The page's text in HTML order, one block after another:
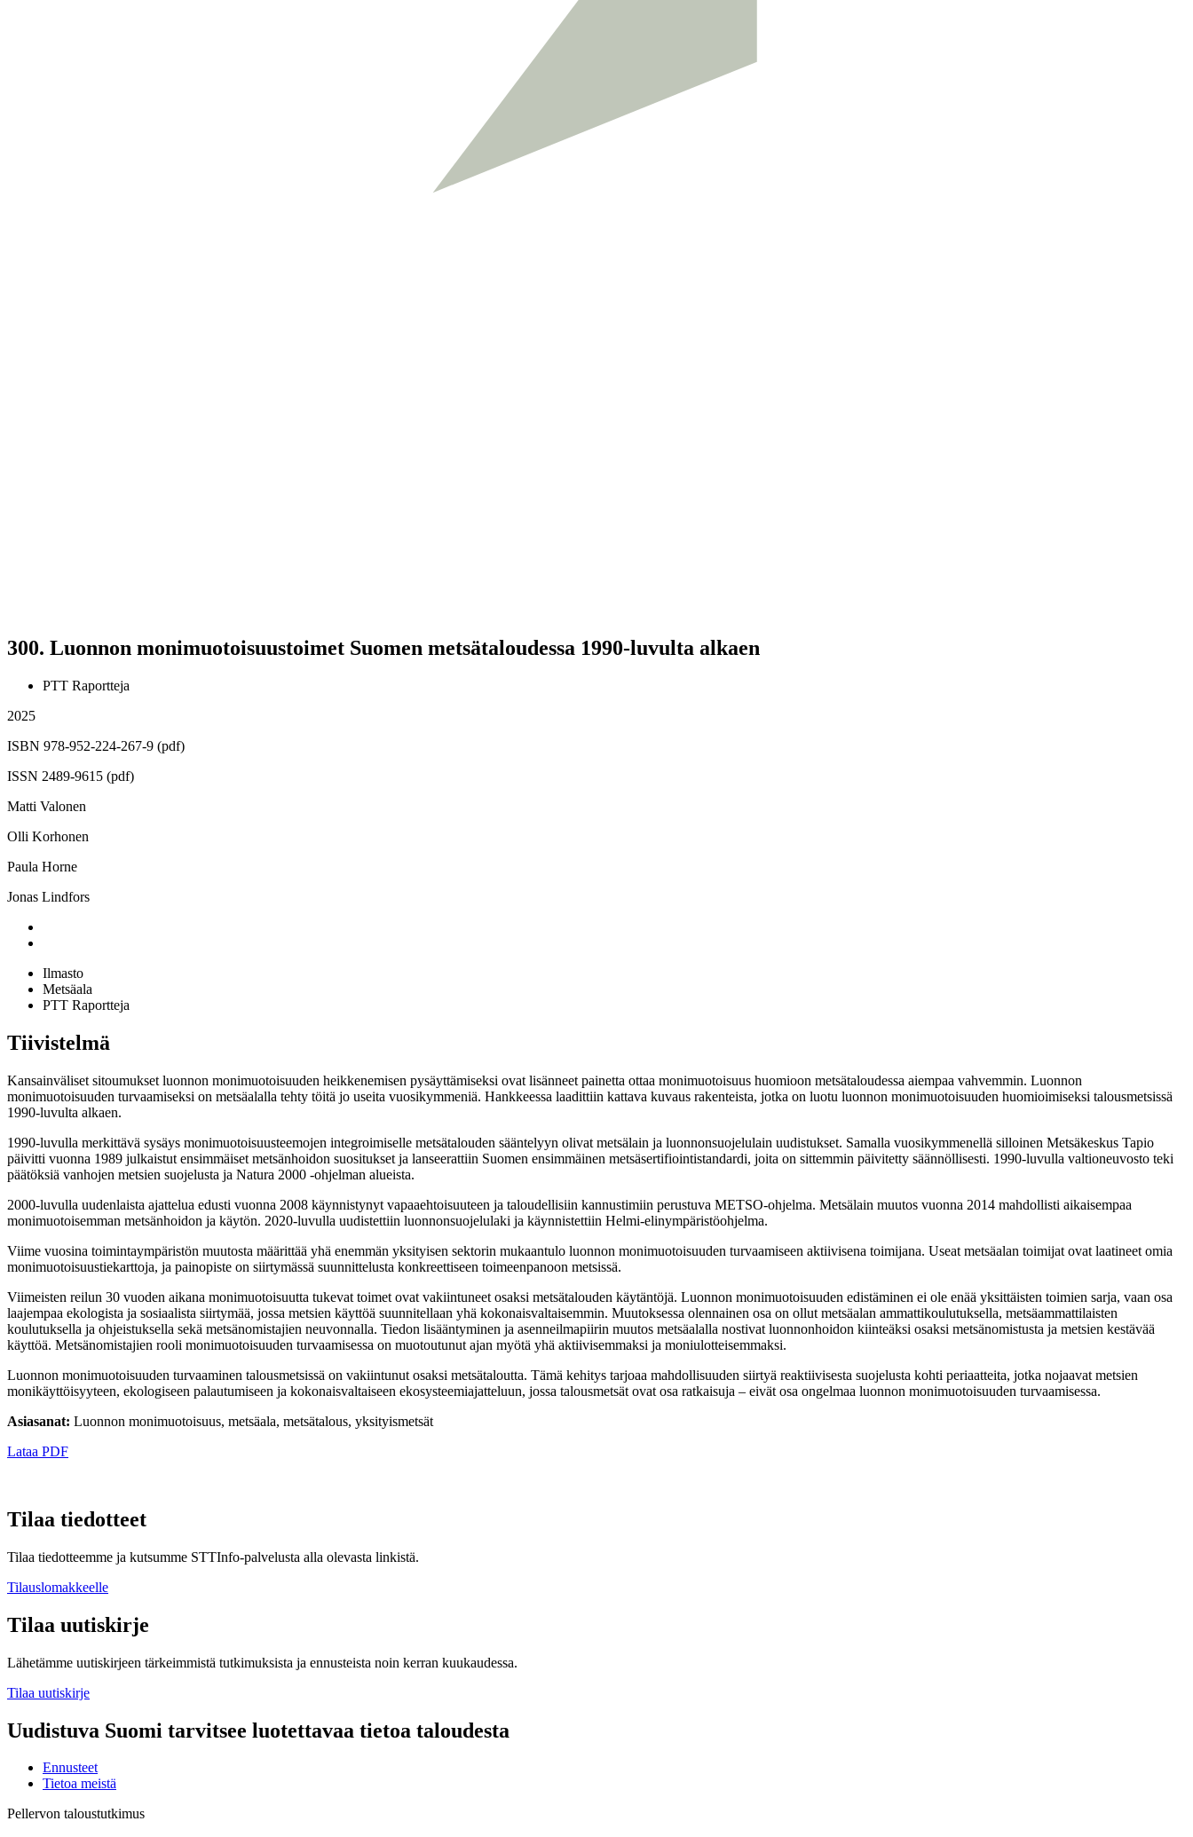
300. Luonnon monimuotoisuustoimet Suomen metsätaloudessa 1990-luvulta alkaen
PTT Raportteja
2025
ISBN 978-952-224-267-9 (pdf)
ISSN 2489-9615 (pdf)
Matti Valonen
Olli Korhonen
Paula Horne
Jonas Lindfors
Ilmasto
Metsäala
PTT Raportteja
Tiivistelmä
Kansainväliset sitoumukset luonnon monimuotoisuuden heikkenemisen pysäyttämiseksi ovat lisänneet painetta ottaa monimuotoisuus huomioon metsätaloudessa aiempaa vahvemmin. Luonnon
monimuotoisuuden turvaamiseksi on metsäalalla tehty töitä jo useita vuosikymmeniä. Hankkeessa laadittiin kattava kuvaus rakenteista, jotka on luotu luonnon monimuotoisuuden huomioimiseksi talousmetsissä
1990-luvulta alkaen.
1990-luvulla merkittävä sysäys monimuotoisuusteemojen integroimiselle metsätalouden sääntelyyn olivat metsälain ja luonnonsuojelulain uudistukset. Samalla vuosikymmenellä silloinen Metsäkeskus Tapio
päivitti vuonna 1989 julkaistut ensimmäiset metsänhoidon suositukset ja lanseerattiin Suomen ensimmäinen metsäsertifiointistandardi, joita on sittemmin päivitetty säännöllisesti. 1990-luvulla valtioneuvosto teki
päätöksiä vanhojen metsien suojelusta ja Natura 2000 -ohjelman alueista.
2000-luvulla uudenlaista ajattelua edusti vuonna 2008 käynnistynyt vapaaehtoisuuteen ja taloudellisiin kannustimiin perustuva METSO-ohjelma. Metsälain muutos vuonna 2014 mahdollisti aikaisempaa
monimuotoisemman metsänhoidon ja käytön. 2020-luvulla uudistettiin luonnonsuojelulaki ja käynnistettiin Helmi-elinympäristöohjelma.
Viime vuosina toimintaympäristön muutosta määrittää yhä enemmän yksityisen sektorin mukaantulo luonnon monimuotoisuuden turvaamiseen aktiivisena toimijana. Useat metsäalan toimijat ovat laatineet omia
monimuotoisuustiekarttoja, ja painopiste on siirtymässä suunnittelusta konkreettiseen toimeenpanoon metsissä.
Viimeisten reilun 30 vuoden aikana monimuotoisuutta tukevat toimet ovat vakiintuneet osaksi metsätalouden käytäntöjä. Luonnon monimuotoisuuden edistäminen ei ole enää yksittäisten toimien sarja, vaan osa
laajempaa ekologista ja sosiaalista siirtymää, jossa metsien käyttöä suunnitellaan yhä kokonaisvaltaisemmin. Muutoksessa olennainen osa on ollut metsäalan ammattikoulutuksella, metsäammattilaisten
koulutuksella ja ohjeistuksella sekä metsänomistajien neuvonnalla. Tiedon lisääntyminen ja asenneilmapiirin muutos metsäalalla nostivat luonnonhoidon kiinteäksi osaksi metsänomistusta ja metsien kestävää
käyttöä. Metsänomistajien rooli monimuotoisuuden turvaamisessa on muotoutunut ajan myötä yhä aktiivisemmaksi ja moniulotteisemmaksi.
Luonnon monimuotoisuuden turvaaminen talousmetsissä on vakiintunut osaksi metsätaloutta. Tämä kehitys tarjoaa mahdollisuuden siirtyä reaktiivisesta suojelusta kohti periaatteita, jotka nojaavat metsien
monikäyttöisyyteen, ekologiseen palautumiseen ja kokonaisvaltaiseen ekosysteemiajatteluun, jossa talousmetsät ovat osa ratkaisuja – eivät osa ongelmaa luonnon monimuotoisuuden turvaamisessa.
Asiasanat: Luonnon monimuotoisuus, metsäala, metsätalous, yksityismetsät
Lataa PDF
Tilaa tiedotteet
Tilaa tiedotteemme ja kutsumme STTInfo-palvelusta alla olevasta linkistä.
Tilauslomakkeelle
Tilaa uutiskirje
Lähetämme uutiskirjeen tärkeimmistä tutkimuksista ja ennusteista noin kerran kuukaudessa.
Tilaa uutiskirje
Uudistuva Suomi tarvitsee luotettavaa tietoa taloudesta
Ennusteet
Tietoa meistä
Pellervon taloustutkimus